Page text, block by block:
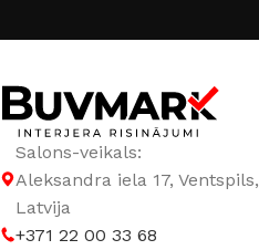
Salons-veikals:
Aleksandra iela 17, Ventspils,
Latvija
+371 22 00 33 68